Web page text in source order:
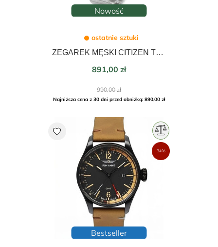
Nowość
ostatnie sztuki
ZEGAREK MĘSKI CITIZEN TSUNO BULLHEAD CHRONOGRAPH 38mm AN3660-81A
Cena
891,00 zł
Cena
podstawowa
990,00 zł
Najniższa cena z 30 dni przed obniżką: 890,00 zł
Bestseller
favorite
34%